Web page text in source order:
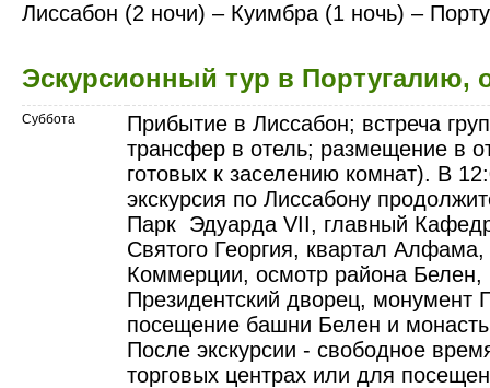
Лиссабон (2 ночи) – Куимбра (1 ночь) –
Эскурсионный тур в Португалию,
Суббота
Прибытие в Лиссабон; встреча
трансфер в отель; размещение в
готовых к заселению комнат). В
экскурсия по Лиссабону
Парк Эдуарда VII, главный
Святого Георгия, квартал
Коммерции, осмотр района Белен,
Президентский дворец, монумент
посещение башни Белен и
После экскурсии - свободное
торговых центрах или для